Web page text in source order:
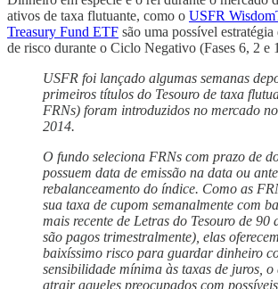
ativos de taxa flutuante, como o USFR
Treasury Fund ETF são uma possível
de risco durante o Ciclo Negativo (Fases 6, 2 e
USFR foi lançado algumas semanas
primeiros títulos do Tesouro de taxa
FRNs) foram introduzidos no mercado
2014.
O fundo seleciona FRNs com prazo de
possuem data de emissão na data ou
rebalanceamento do índice. Como as
sua taxa de cupom semanalmente com
mais recente de Letras do Tesouro de 90
são pagos trimestralmente), elas
baixíssimo risco para guardar dinheiro
sensibilidade mínima às taxas de juros, o
atrair aqueles preocupados com